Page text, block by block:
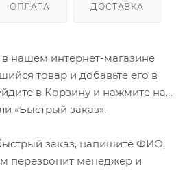
ОПЛАТА ДОСТАВКА
нашем интернет-магазине
товар и добавьте его в
в Корзину и нажмите на
«Быстрый заказ».
заказ, напишите ФИО,
перезвонит менеджер и